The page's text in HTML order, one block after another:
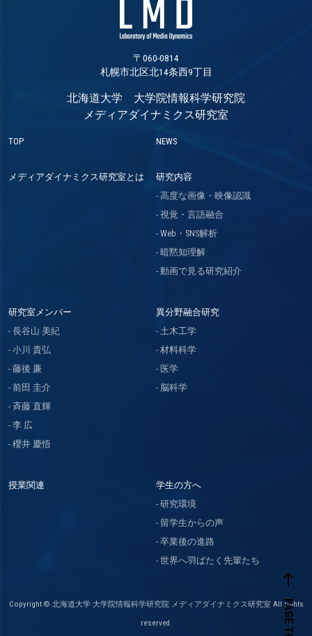
west
PAGE TOP
〒060-0814
札幌市北区北14条西9丁目
北海道大学 大学院情報科学研究院
メディアダイナミクス研究室
TOP NEWS
メディアダイナミクス研究室とは
研究内容
高度な画像・映像認識
視覚・言語融合
Web・SNS解析
暗黙知理解
動画で見る研究紹介
研究室メンバー
長谷山 美紀
小川 貴弘
藤後 廉
前田 圭介
斉藤 直輝
李 広
櫻井 慶悟
異分野融合研究
土木工学
材料科学
医学
脳科学
授業関連
学生の方へ
研究環境
留学生からの声
卒業後の進路
世界へ羽ばたく先輩たち
Copyright © 北海道大学 大学院情報科学研究院 メディアダイナミクス研究室 All rights
reserved.